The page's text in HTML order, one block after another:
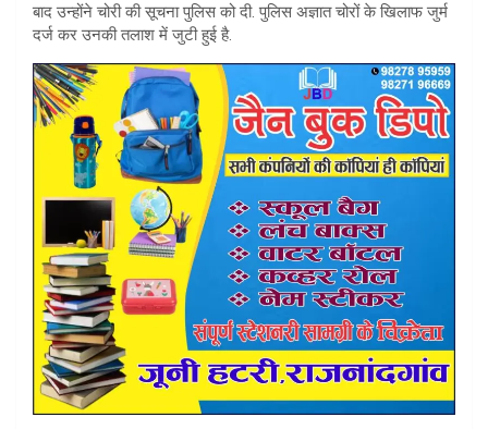
बाद उन्होंने चोरी की सूचना पुलिस को दी. पुलिस अज्ञात चोरों के खिलाफ जुर्म
दर्ज कर उनकी तलाश में जुटी हुई है.